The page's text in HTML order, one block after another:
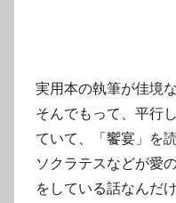
実用本の執筆が佳境な
そんでもって、平行
ていて、「饗宴」を
ソクラテスなどが愛
をしている話なんだ